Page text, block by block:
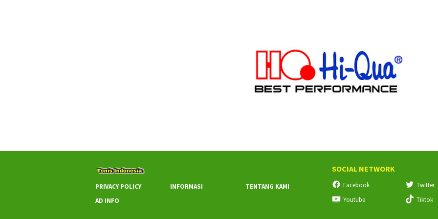
PRIVACY POLICY INFORMASI
TENTANG KAMI
AD INFO
SOCIAL NETWORK
Facebook Twitter
Youtube
Tiktok